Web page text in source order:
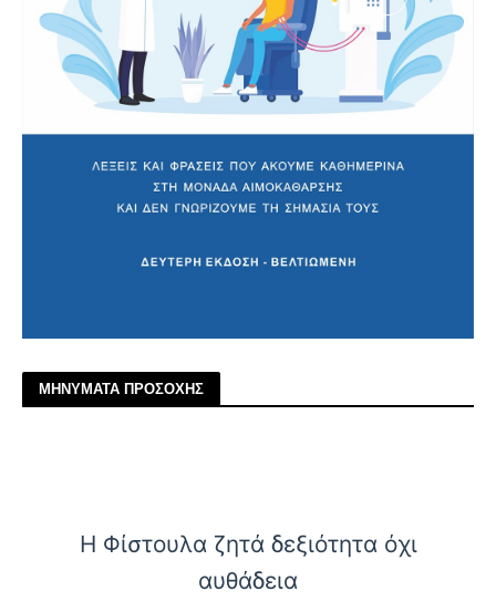
ΜΗΝΥΜΑΤΑ ΠΡΟΣΟΧΗΣ
Η Φίστουλα ζητά δεξιότητα όχι
αυθάδεια